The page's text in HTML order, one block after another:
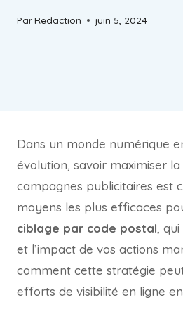
ParRedaction juin 5, 2024
Dans un monde numérique
évolution, savoir maximiser
campagnes publicitaires est
moyens les plus efficaces
ciblage par code postal,
et l’impact de vos actions
comment cette stratégie
efforts de visibilité en ligne